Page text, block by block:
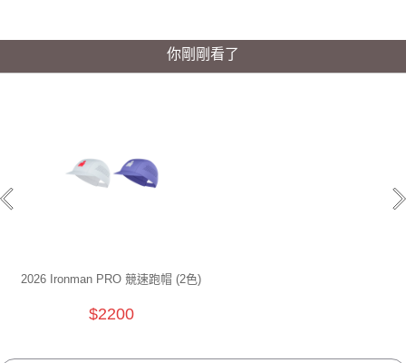
你剛剛看了
2026 Ironman PRO 競速跑帽 (2色)
$2200